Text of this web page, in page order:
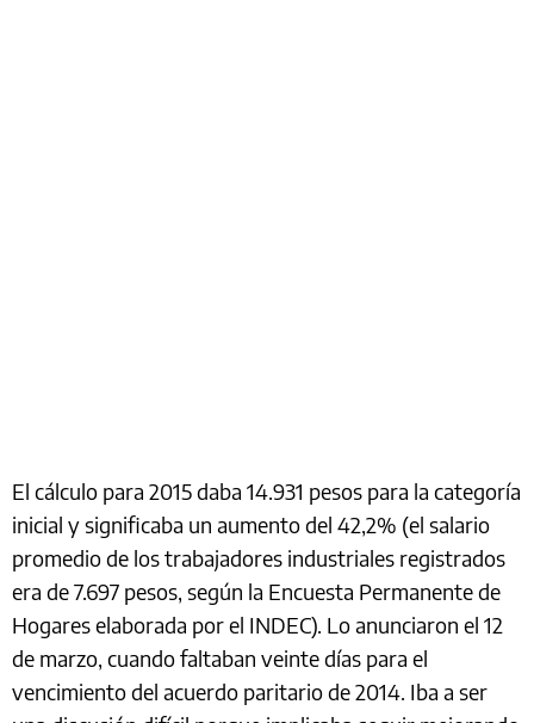
El cálculo para 2015 daba 14.931 pesos para la categoría
inicial y significaba un aumento del 42,2% (el salario
promedio de los trabajadores industriales registrados
era de 7.697 pesos, según la Encuesta Permanente de
Hogares elaborada por el INDEC). Lo anunciaron el 12
de marzo, cuando faltaban veinte días para el
vencimiento del acuerdo paritario de 2014. Iba a ser